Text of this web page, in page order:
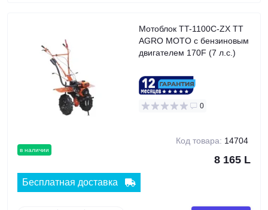
в наличии
Мотоблок TT-1100C-ZX TT
AGRO MOTO с бензиновым
двигателем 170F (7 л.с.)
0
Код товара: 14704
8 165 L
Бесплатная доставка